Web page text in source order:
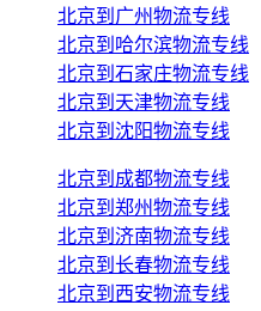
北京到广州物流专线
北京到哈尔滨物流专线
北京到石家庄物流专线
北京到天津物流专线
北京到沈阳物流专线
北京到成都物流专线
北京到郑州物流专线
北京到济南物流专线
北京到长春物流专线
北京到西安物流专线